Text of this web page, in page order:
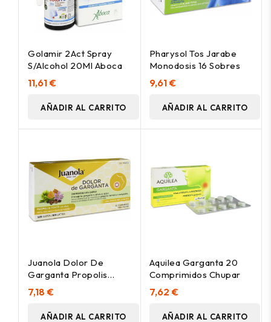
Golamir 2Act Spray
S/Alcohol 20Ml Aboca
11,61 €
AÑADIR AL CARRITO
Pharysol Tos Jarabe
Monodosis 16 Sobres
9,61 €
AÑADIR AL CARRITO
Juanola Dolor De
Garganta Propolis
Forte Sabor Suave
Balsamico 20
Comprimidos
7,18 €
AÑADIR AL CARRITO
Aquilea Garganta 20
Comprimidos Chupar
7,62 €
AÑADIR AL CARRITO